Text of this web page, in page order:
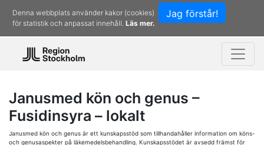
Jag förstår!
Denna webbplats använder kakor (cookies)
för statistik och anpassat innehåll. Läs mer.
Janusmed kön och genus –
Fusidinsyra – lokalt
Janusmed kön och genus är ett kunskapsstöd som tillhandahåller information om köns-
och genusaspekter på läkemedelsbehandling. Kunskapsstödet är avsedd främst för